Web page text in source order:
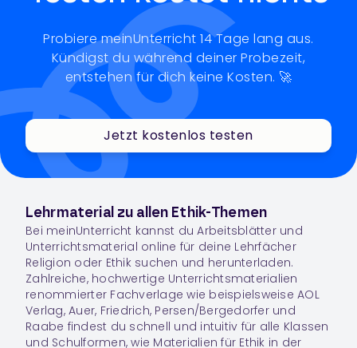
Probiere meinUnterricht 14 Tage lang aus.
Kündigst du während deiner Probezeit,
entstehen für dich keine Kosten. 🚀
Jetzt kostenlos testen
Lehrmaterial zu allen Ethik-Themen
Bei meinUnterricht kannst du Arbeitsblätter und
Unterrichtsmaterial online für deine Lehrfächer
Religion oder Ethik suchen und herunterladen.
Zahlreiche, hochwertige Unterrichtsmaterialien
renommierter Fachverlage wie beispielsweise AOL
Verlag, Auer, Friedrich, Persen/Bergedorfer und
Raabe findest du schnell und intuitiv für alle Klassen
und Schulformen, wie Materialien für Ethik in der